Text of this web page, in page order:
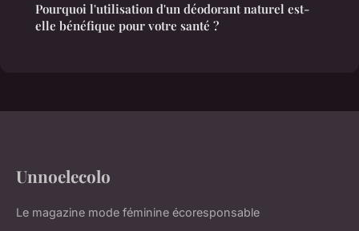
Pourquoi l'utilisation d'un déodorant naturel est-
elle bénéfique pour votre santé ?
Unnoelecolo
Le magazine mode féminine écoresponsable